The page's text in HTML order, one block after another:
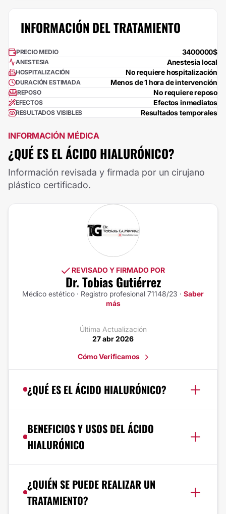
INFORMACIÓN DEL TRATAMIENTO
PRECIO MEDIO 3400000$
ANESTESIA Anestesia local
HOSPITALIZACIÓN No requiere hospitalización
DURACIÓN ESTIMADA Menos de 1 hora de intervención
REPOSO No requiere reposo
EFECTOS Efectos inmediatos
RESULTADOS VISIBLES Resultados temporales
INFORMACIÓN MÉDICA
¿QUÉ ES EL ÁCIDO HIALURÓNICO?
Información revisada y firmada por un cirujano
plástico certificado.
REVISADO Y FIRMADO POR
Dr. Tobias Gutiérrez
Médico estético · Registro profesional 71148/23 · Saber
más
Última Actualización
27 abr 2026
Cómo Verificamos
¿QUÉ ES EL ÁCIDO HIALURÓNICO?
BENEFICIOS Y USOS DEL ÁCIDO
HIALURÓNICO
¿QUIÉN SE PUEDE REALIZAR UN
TRATAMIENTO?